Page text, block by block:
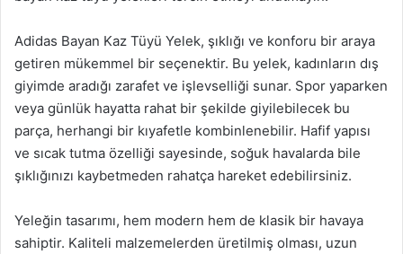
Adidas Bayan Kaz Tüyü Yelek, şıklığı ve konforu bir araya
getiren mükemmel bir seçenektir. Bu yelek, kadınların dış
giyimde aradığı zarafet ve işlevselliği sunar. Spor yaparken
veya günlük hayatta rahat bir şekilde giyilebilecek bu
parça, herhangi bir kıyafetle kombinlenebilir. Hafif yapısı
ve sıcak tutma özelliği sayesinde, soğuk havalarda bile
şıklığınızı kaybetmeden rahatça hareket edebilirsiniz.
Yeleğin tasarımı, hem modern hem de klasik bir havaya
sahiptir. Kaliteli malzemelerden üretilmiş olması, uzun